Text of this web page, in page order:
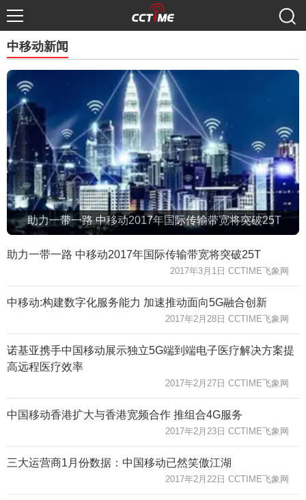
中移动新闻
助力一带一路 中移动2017年国际传输带宽将突破25T
助力一带一路 中移动2017年国际传输带宽将突破25T
2017年3月1日 CCTIME飞象网
中移动:构建数字化服务能力 加速推动面向5G融合创新
2017年2月28日 CCTIME飞象网
诺基亚携手中国移动展示独立5G端到端电子医疗解决方案提
高远程医疗效率
2017年2月27日 CCTIME飞象网
中国移动香港扩大与香港宽频合作 推组合4G服务
2017年2月23日 CCTIME飞象网
三大运营商1月份数据：中国移动已然笑傲江湖
2017年2月22日 CCTIME飞象网